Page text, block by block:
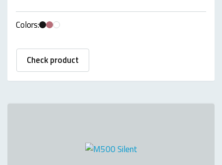
Colors:
Check product